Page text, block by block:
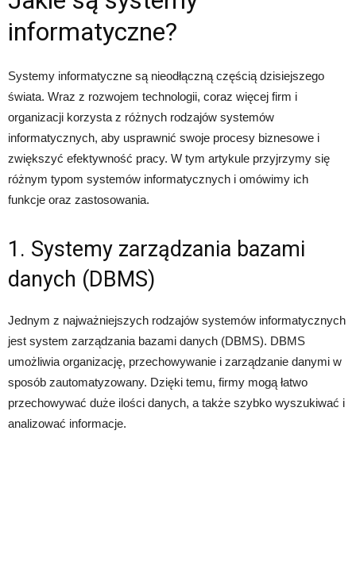
informatyczne?
Systemy informatyczne są nieodłączną częścią dzisiejszego
świata. Wraz z rozwojem technologii, coraz więcej firm i
organizacji korzysta z różnych rodzajów systemów
informatycznych, aby usprawnić swoje procesy biznesowe i
zwiększyć efektywność pracy. W tym artykule przyjrzymy się
różnym typom systemów informatycznych i omówimy ich
funkcje oraz zastosowania.
1. Systemy zarządzania bazami
danych (DBMS)
Jednym z najważniejszych rodzajów systemów informatycznych
jest system zarządzania bazami danych (DBMS). DBMS
umożliwia organizację, przechowywanie i zarządzanie danymi w
sposób zautomatyzowany. Dzięki temu, firmy mogą łatwo
przechowywać duże ilości danych, a także szybko wyszukiwać i
analizować informacje.